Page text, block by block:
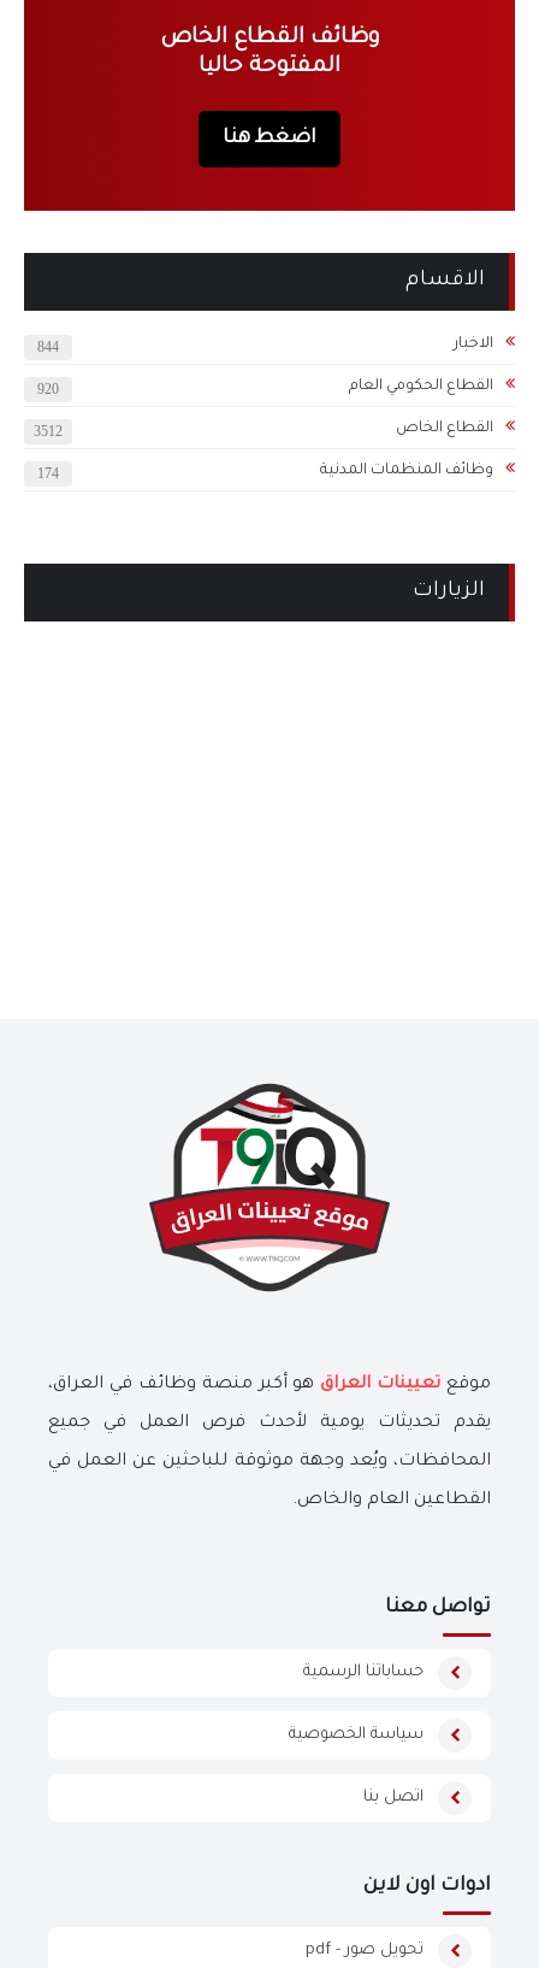
وظائف القطاع الخاص
المفتوحة حاليا
اضغط هنا
الاقسام
الاخبار 844
القطاع الحكومي العام 920
القطاع الخاص 3512
وظائف المنظمات المدنية 174
الزيارات
موقع تعيينات العراق هو أكبر منصة وظائف في العراق،
يقدم تحديثات يومية لأحدث فرص العمل في جميع
المحافظات، ويُعد وجهة موثوقة للباحثين عن العمل في
القطاعين العام والخاص.
تواصل معنا
حساباتنا الرسمية
سياسة الخصوصية
اتصل بنا
ادوات اون لاين
تحويل صور - pdf